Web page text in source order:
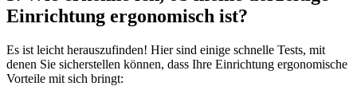
Einrichtung ergonomisch ist?
Es ist leicht herauszufinden! Hier sind einige schnelle Tests, mit
denen Sie sicherstellen können, dass Ihre Einrichtung ergonomische
Vorteile mit sich bringt: